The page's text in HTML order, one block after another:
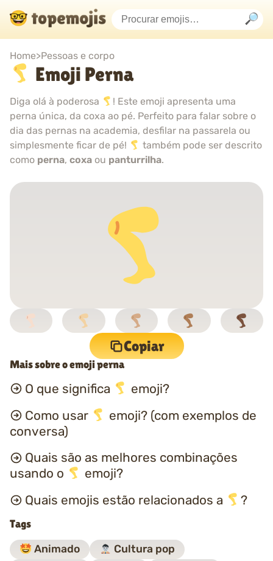
Home>Pessoas e corpo
Emoji Perna
Diga olá à poderosa
! Este emoji apresenta uma
perna única, da coxa ao pé. Perfeito para falar sobre o
dia das pernas na academia, desfilar na passarela ou
simplesmente ficar de pé!
também pode ser descrito
como perna, coxa ou panturrilha.
Copiar
Mais sobre o emoji perna
O que significa
emoji?
Como usar
emoji? (com exemplos de
conversa)
Quais são as melhores combinações
usando o
emoji?
Quais emojis estão relacionados a
?
Tags
Animado
Cultura pop